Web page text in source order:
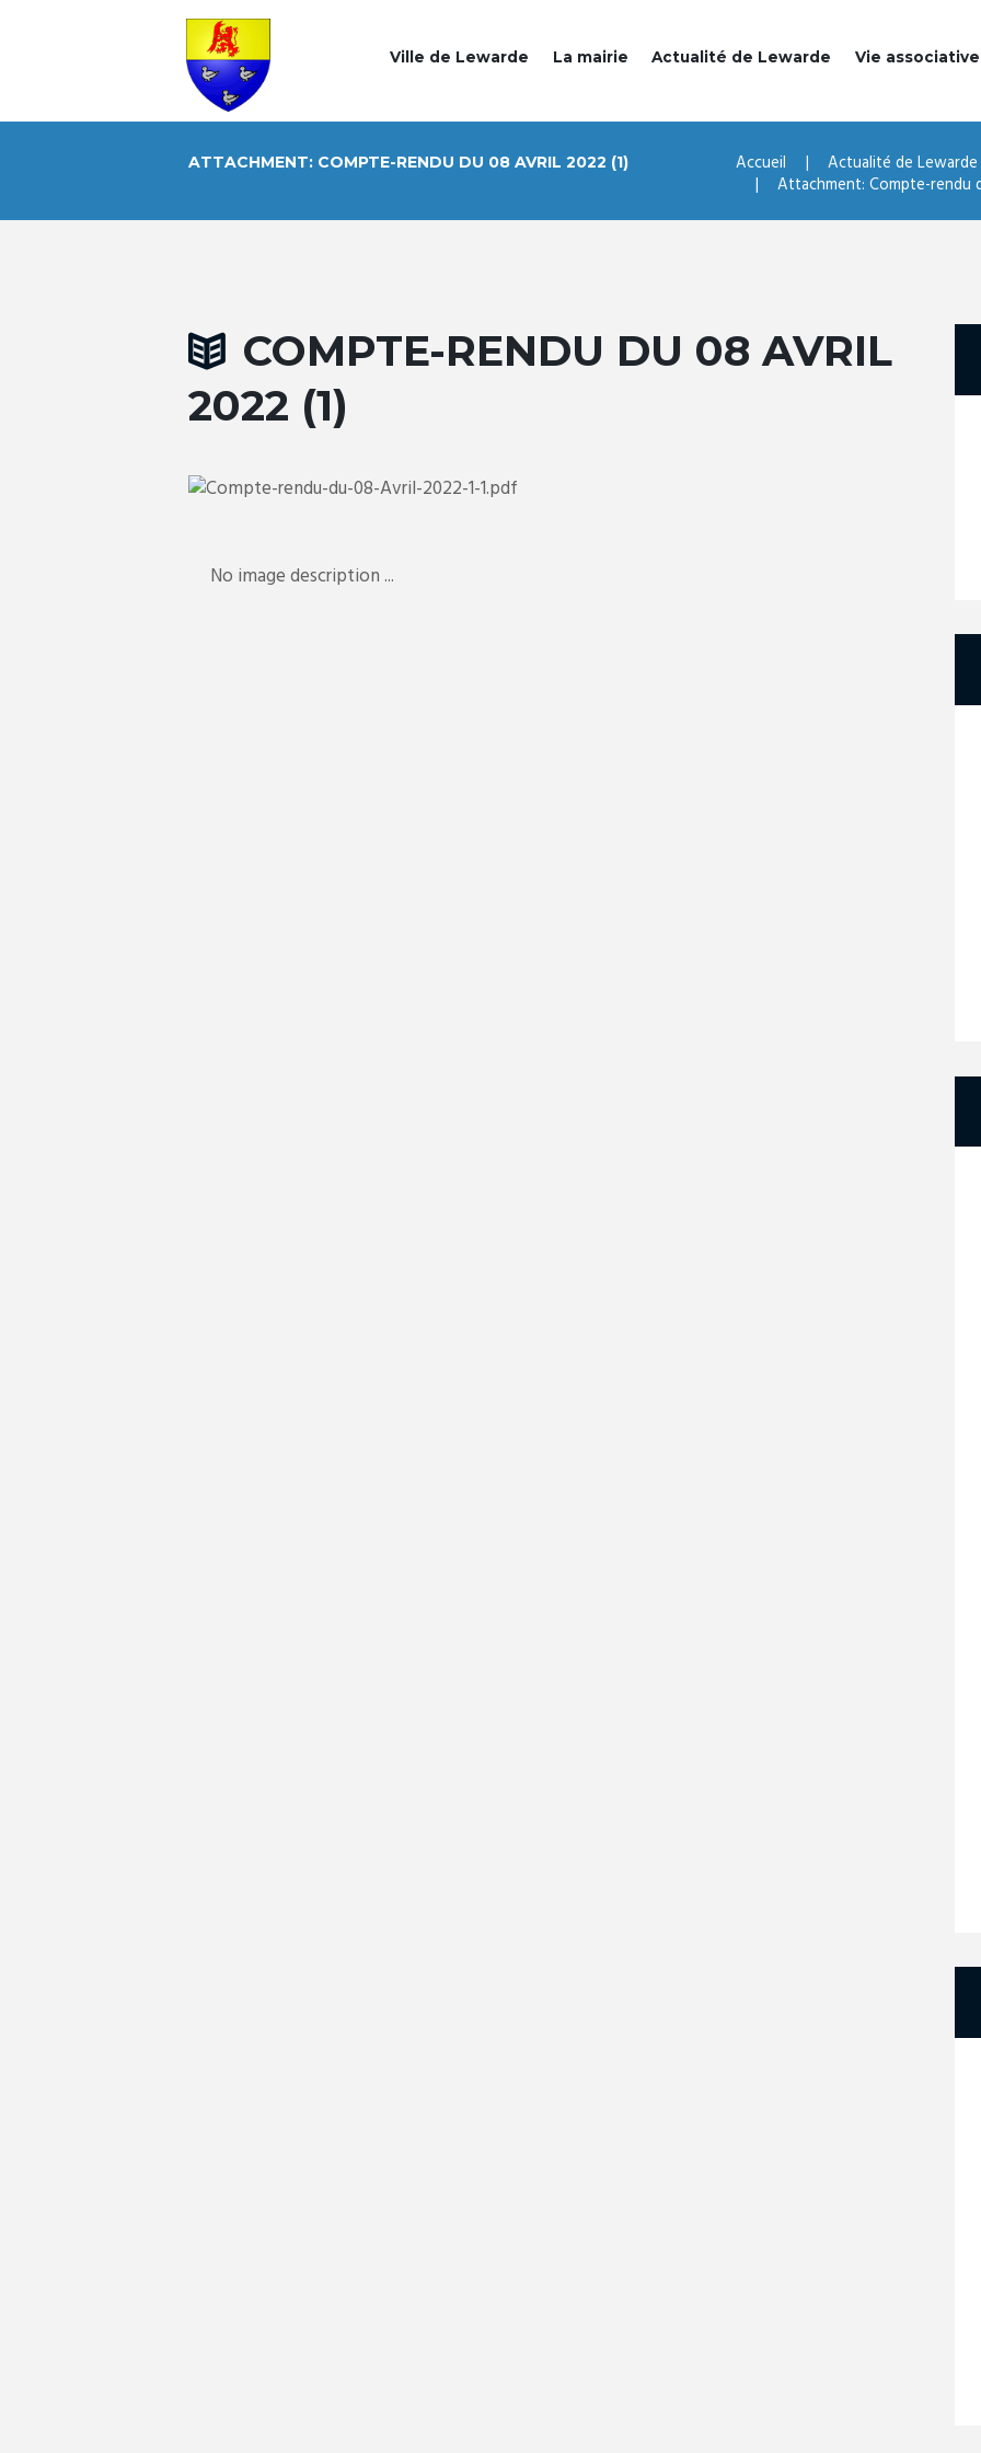
Ville de Lewarde La mairie Actualité de Lewarde Vie associative
ATTACHMENT: COMPTE-RENDU DU 08 AVRIL 2022 (1) Accueil Actualité de Lewarde
Attachment: Compte-rendu
COMPTE-RENDU DU 08 AVRIL
2022 (1)
No image description ...